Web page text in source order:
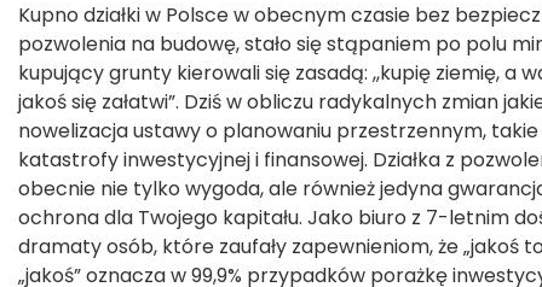
BLOG
KONTAKT
Kupno działki w Polsce w obecnym czasie bez
pozwolenia na budowę, stało się stąpaniem po polu
kupujący grunty kierowali się zasadą: ,,kupię ziemię, a
jakoś się załatwi”. Dziś w obliczu radykalnych zmian
nowelizacja ustawy o planowaniu przestrzennym,
katastrofy inwestycyjnej i finansowej. Działka z
obecnie nie tylko wygoda, ale również jedyna
ochrona dla Twojego kapitału. Jako biuro z 7-letnim
dramaty osób, które zaufały zapewnieniom, że „jakoś
„jakoś” oznacza w 99,9% przypadków porażkę